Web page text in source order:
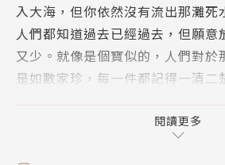
入大海，但你依然沒有流出那灘死
人們都知道過去已經過去，但願意
又少。就像是個寶似的，人們對於
是如數家珍，每一件都記得一清二
假如你把過去緊抓不放，你當然會
未來不會是別的，一定是累積了許
閱讀更多